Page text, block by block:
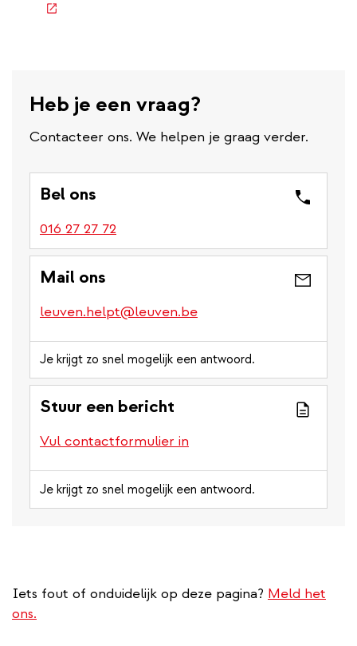
Heb je een vraag?
Contacteer ons. We helpen je graag verder.
Bel ons
016 27 27 72
Mail ons
leuven.helpt@leuven.be
Je krijgt zo snel mogelijk een antwoord.
Stuur een bericht
Vul contactformulier in
Je krijgt zo snel mogelijk een antwoord.
Iets fout of onduidelijk op deze pagina? Meld het
ons.